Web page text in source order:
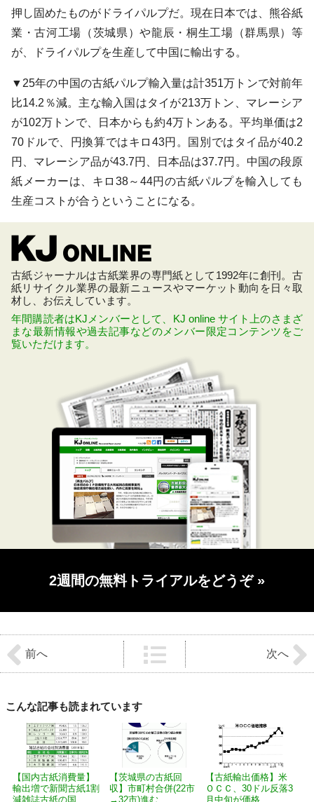
押し固めたものがドライパルプだ。現在日本では、熊谷紙
業・古河工場（茨城県）や龍辰・桐生工場（群馬県）等
が、ドライパルプを生産して中国に輸出する。
▼25年の中国の古紙パルプ輸入量は計351万トンで対前年
比14.2％減。主な輸入国はタイが213万トン、マレーシア
が102万トンで、日本からも約4万トンある。平均単価は2
70ドルで、円換算ではキロ43円。国別ではタイ品が40.2
円、マレーシア品が43.7円、日本品は37.7円。中国の段原
紙メーカーは、キロ38～44円の古紙パルプを輸入しても
生産コストが合うということになる。
古紙ジャーナルは古紙業界の専門紙として1992年に創刊。古
紙リサイクル業界の最新ニュースやマーケット動向を日々取
材し、お伝えしています。
年間購読者はKJメンバーとして、KJ online サイト上のさまざ
まな最新情報や過去記事などのメンバー限定コンテンツをご
覧いただけます。
2週間の無料トライアルをどうぞ »
後
の
記
の
前へ 次へ
こんな記事も読まれています
【国内古紙消費量】
輸出増で新聞古紙1割
減雑誌古紙の国...
【茨城県の古紙回
収】市町村合併(22市
→32市)進む...
【古紙輸出価格】米
ＯＣＣ、30ドル反落3
月中旬が価格...